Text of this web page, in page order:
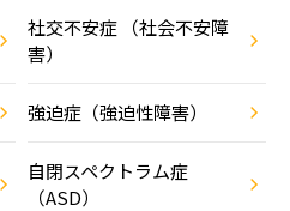
社交不安症 （社会不安障
害）
強迫症（強迫性障害）
自閉スペクトラム症
（ASD）